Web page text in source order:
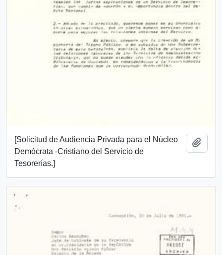
[Solicitud de Audiencia Privada para el Núcleo
Demócrata -Cristiano del Servicio de
Tesorerías.]